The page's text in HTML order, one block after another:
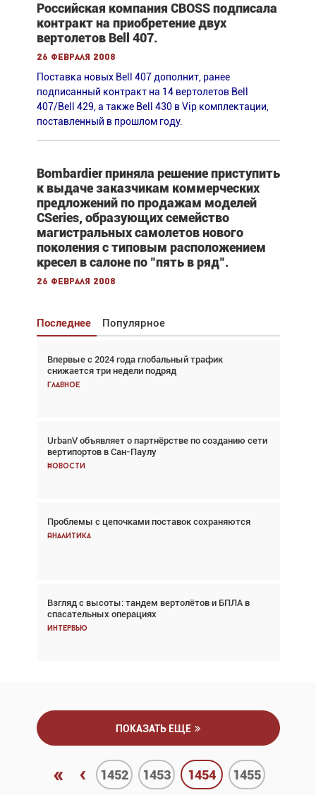
Российская компания CBOSS подписала
контракт на приобретение двух
вертолетов Bell 407.
26 февраля 2008
Поставка новых Bell 407 дополнит, ранее
подписанный контракт на 14 вертолетов Bell
407/Bell 429, а также Bell 430 в Vip комплектации,
поставленный в прошлом году.
Bombardier приняла решение приступить
к выдаче заказчикам коммерческих
предложений по продажам моделей
CSeries, образующих семейство
магистральных самолетов нового
поколения с типовым расположением
кресел в салоне по "пять в ряд".
26 февраля 2008
Последнее Популярное
Впервые с 2024 года глобальный трафик
снижается три недели подряд
Главное
UrbanV объявляет о партнёрстве по созданию сети
вертипортов в Сан-Паулу
Новости
Проблемы с цепочками поставок сохраняются
Аналитика
Взгляд с высоты: тандем вертолётов и БПЛА в
спасательных операциях
Интервью
Взгляд с высоты: тандем вертолётов и БПЛА в
спасательных операциях
Главное
Авиационный фотограф Дэйв Кох: «Фотография
говорит сама за себя... а ИИ всё портит»
Новости
Впервые с 2024 года глобальный трафик
снижается три недели подряд
Частный самолёт – это актив. Подходите к
покупке соответствующим образом
Интервью
ПОКАЗАТЬ ЕЩЕ
« ‹ 1452 1453 1454 1455